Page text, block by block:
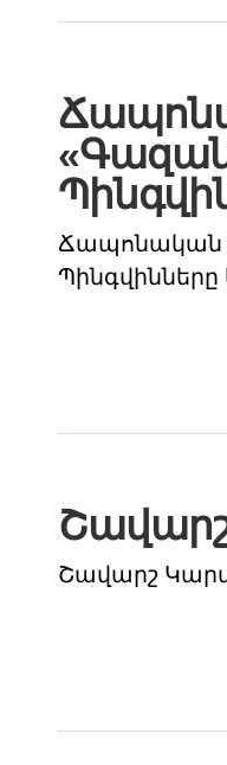
Ճապոնական
Պինգվինները
Շավարշ